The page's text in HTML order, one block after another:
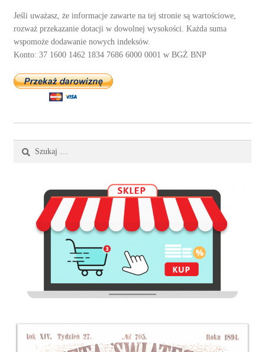
Jeśli uważasz, że informacje zawarte na tej stronie są wartościowe,
rozważ przekazanie dotacji w dowolnej wysokości. Każda suma
wspomoże dodawanie nowych indeksów.
Konto: 37 1600 1462 1834 7686 6000 0001 w BGŻ BNP